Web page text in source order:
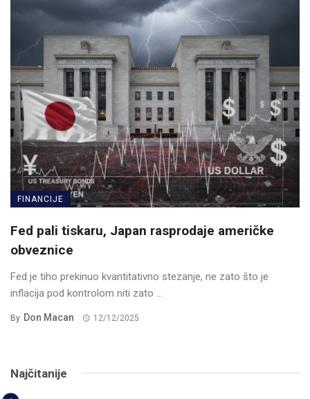
FINANCIJE
Fed pali tiskaru, Japan rasprodaje američke
obveznice
Fed je tiho prekinuo kvantitativno stezanje, ne zato što je
inflacija pod kontrolom niti zato ...
By Don Macan 12/12/2025
Najčitanije